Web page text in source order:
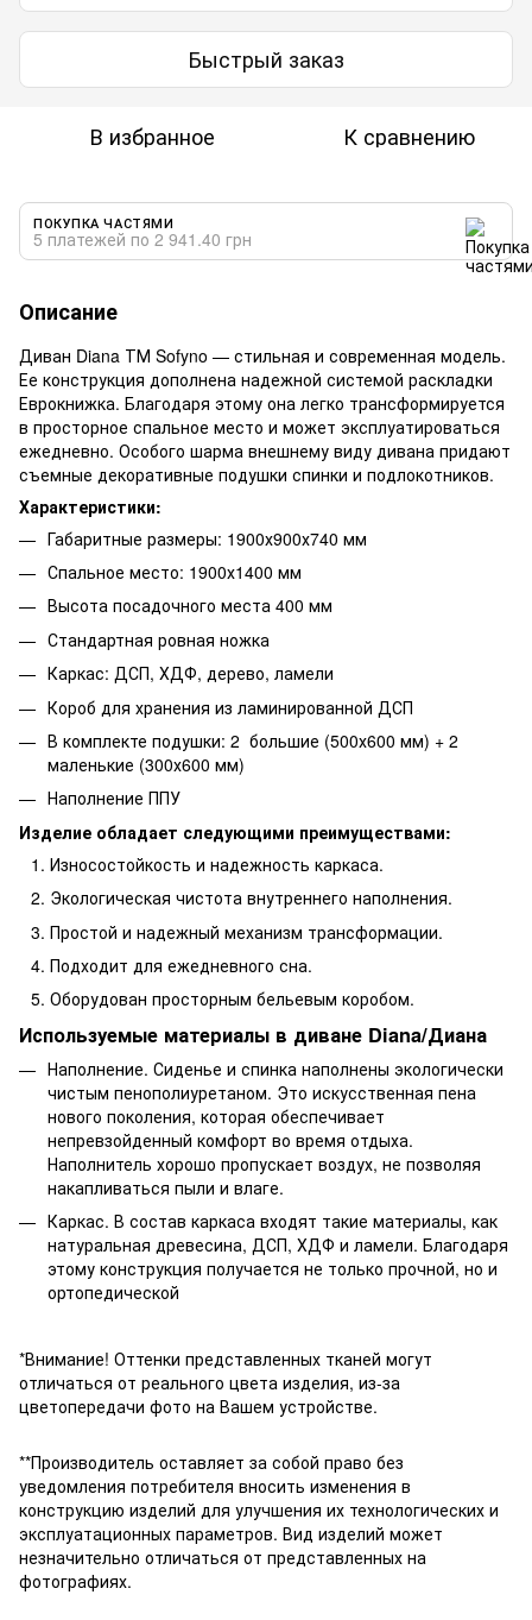
Быстрый заказ
В избранное К сравнению
ПОКУПКА ЧАСТЯМИ
5 платежей по 2 941.40 грн
Описание
Диван Diana ТМ Sofyno — стильная и современная модель.
Ее конструкция дополнена надежной системой раскладки
Еврокнижка. Благодаря этому она легко трансформируется
в просторное спальное место и может эксплуатироваться
ежедневно. Особого шарма внешнему виду дивана придают
съемные декоративные подушки спинки и подлокотников.
Характеристики:
Габаритные размеры: 1900х900х740 мм
Спальное место: 1900х1400 мм
Высота посадочного места 400 мм
Стандартная ровная ножка
Каркас: ДСП, ХДФ, дерево, ламели
Короб для хранения из ламинированной ДСП
В комплекте подушки: 2 большие (500х600 мм) + 2
маленькие (300х600 мм)
Наполнение ППУ
Изделие обладает следующими преимуществами:
Износостойкость и надежность каркаса.
Экологическая чистота внутреннего наполнения.
Простой и надежный механизм трансформации.
Подходит для ежедневного сна.
Оборудован просторным бельевым коробом.
Используемые материалы в диване Diana/Диана
Наполнение. Сиденье и спинка наполнены экологически
чистым пенополиуретаном. Это искусственная пена
нового поколения, которая обеспечивает
непревзойденный комфорт во время отдыха.
Наполнитель хорошо пропускает воздух, не позволяя
накапливаться пыли и влаге.
Каркас. В состав каркаса входят такие материалы, как
натуральная древесина, ДСП, ХДФ и ламели. Благодаря
этому конструкция получается не только прочной, но и
ортопедической
*Внимание! Оттенки представленных тканей могут
отличаться от реального цвета изделия, из-за
цветопередачи фото на Вашем устройстве.
**Производитель оставляет за собой право без
уведомления потребителя вносить изменения в
конструкцию изделий для улучшения их технологических и
эксплуатационных параметров. Вид изделий может
незначительно отличаться от представленных на
фотографиях.